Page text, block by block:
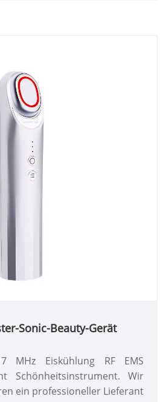
Sonic-Beauty-Gerät
MHz Eiskühlung RF EMS
Schönheitsinstrument. Wir
ein professioneller Lieferant